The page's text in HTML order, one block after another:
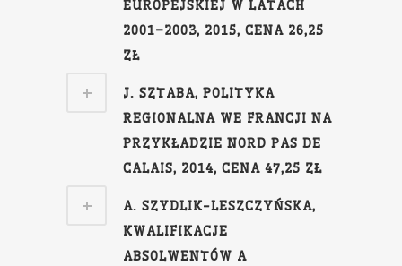
EUROPEJSKIEJ W LATACH
2001–2003, 2015, CENA 26,25
ZŁ
J. SZTABA, POLITYKA
REGIONALNA WE FRANCJI NA
PRZYKŁADZIE NORD PAS DE
CALAIS, 2014, CENA 47,25 ZŁ
A. SZYDLIK-LESZCZYŃSKA,
KWALIFIKACJE
ABSOLWENTÓW A